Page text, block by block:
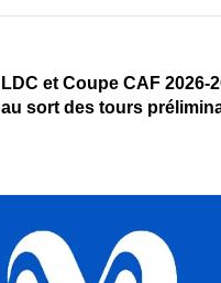
LDC et Coupe CAF 2026-
au sort des tours